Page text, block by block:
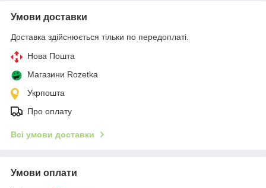
Умови доставки
Доставка здійснюється тільки по передоплаті.
Нова Пошта
Магазини Rozetka
Укрпошта
Про оплату
Всі умови доставки
Умови оплати